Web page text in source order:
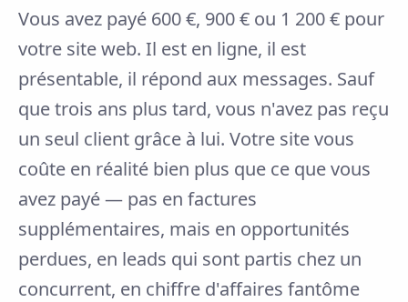
Vous avez payé 600 €, 900 € ou 1 200 € pour
votre site web. Il est en ligne, il est
présentable, il répond aux messages. Sauf
que trois ans plus tard, vous n'avez pas reçu
un seul client grâce à lui. Votre site vous
coûte en réalité bien plus que ce que vous
avez payé — pas en factures
supplémentaires, mais en opportunités
perdues, en leads qui sont partis chez un
concurrent, en chiffre d'affaires fantôme